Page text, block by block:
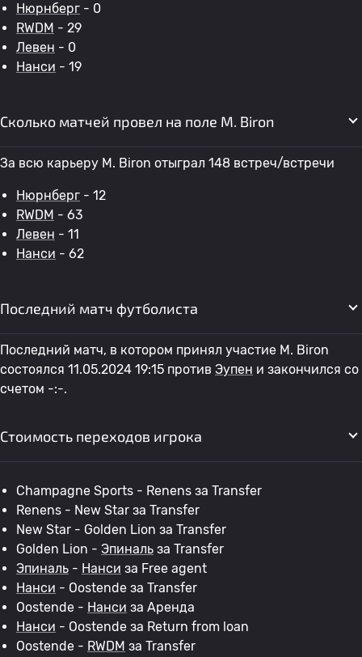
Нюрнберг - 0
RWDM - 29
Левен - 0
Нанси - 19
Сколько матчей провел на поле M. Biron
За всю карьеру M. Biron отыграл 148 встреч/встречи
Нюрнберг - 12
RWDM - 63
Левен - 11
Нанси - 62
Последний матч футболиста
Последний матч, в котором принял участие M. Biron
состоялся 11.05.2024 19:15 против Эупен и закончился со
счетом -:-.
Стоимость переходов игрока
Champagne Sports - Renens за Transfer
Renens - New Star за Transfer
New Star - Golden Lion за Transfer
Golden Lion - Эпиналь за Transfer
Эпиналь - Нанси за Free agent
Нанси - Oostende за Transfer
Oostende - Нанси за Аренда
Нанси - Oostende за Return from loan
Oostende - RWDM за Transfer